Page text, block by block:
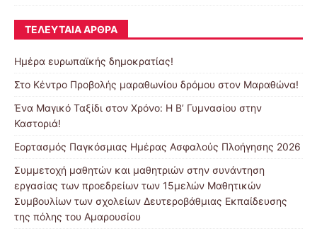
ΤΕΛΕΥΤΑΊΑ ΆΡΘΡΑ
Ημέρα ευρωπαϊκής δημοκρατίας!
Στο Κέντρο Προβολής μαραθωνίου δρόμου στον Μαραθώνα!
Ένα Μαγικό Ταξίδι στον Χρόνο: Η Β’ Γυμνασίου στην
Καστοριά!
Εορτασμός Παγκόσμιας Ημέρας Ασφαλούς Πλοήγησης 2026
Συμμετοχή μαθητών και μαθητριών στην συνάντηση
εργασίας των προεδρείων των 15μελών Μαθητικών
Συμβουλίων των σχολείων Δευτεροβάθμιας Εκπαίδευσης
της πόλης του Αμαρουσίου